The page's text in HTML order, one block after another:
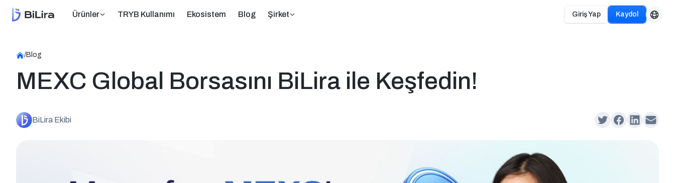
Ürünler TRYB Kullanımı Ekosistem Blog Şirket Giriş Yap Kaydol
/Blog
MEXC Global Borsasını BiLira ile Keşfedin!
BiLira Ekibi